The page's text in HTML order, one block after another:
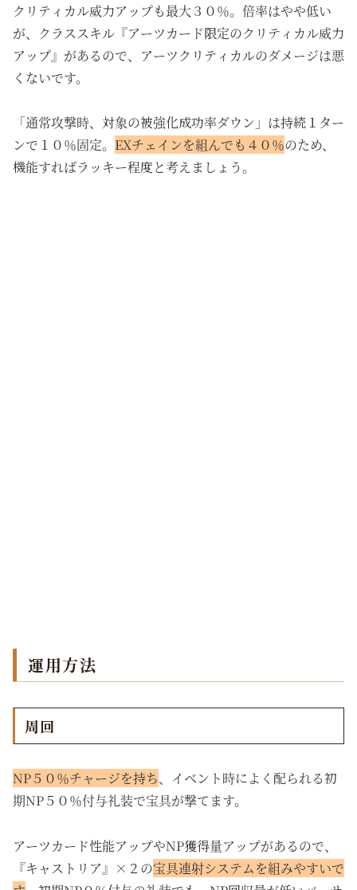
クリティカル威力アップも最大３０％。倍率はやや低い
が、クラススキル『アーツカード限定のクリティカル威力
アップ』があるので、アーツクリティカルのダメージは悪
くないです。
「通常攻撃時、対象の被強化成功率ダウン」は持続１ター
ンで１０％固定。 EXチェインを組んでも４０％のため、
機能すればラッキー程度と考えましょう。
運用方法
周回
NP５０％チャージを持ち、イベント時によく配られる初
期NP５０％付与礼装で宝具が撃てます。
アーツカード性能アップやNP獲得量アップがあるので、
『キャストリア』×２の宝具連射システムを組みやすいで